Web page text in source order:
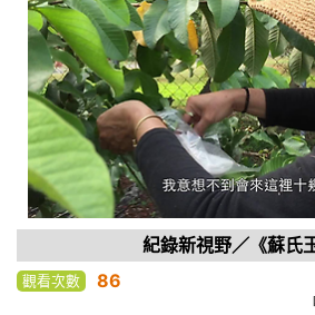
紀錄新視野／《蘇氏
觀看次數 86